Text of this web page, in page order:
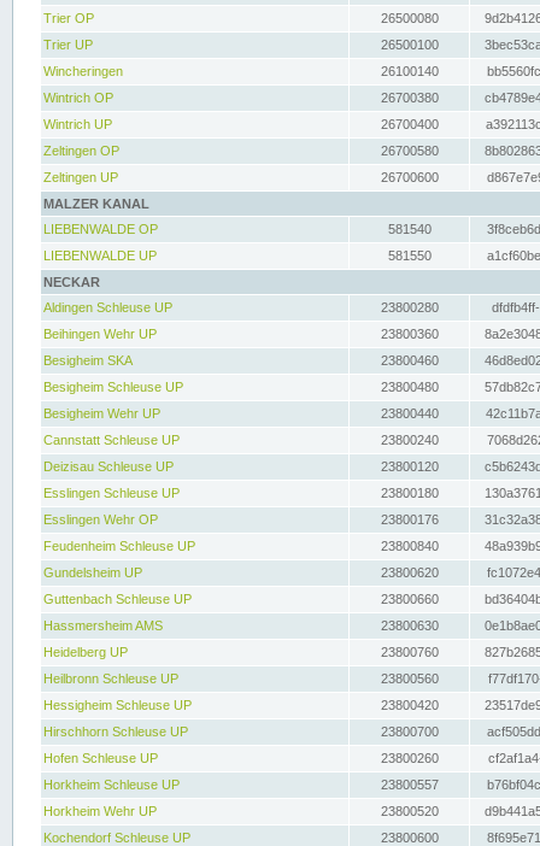
Trier OP
26500080
Trier UP
26500100
Wincheringen
26100140
Wintrich OP
26700380
Wintrich UP
26700400
Zeltingen OP
26700580
Zeltingen UP
26700600
MALZER KANAL
LIEBENWALDE OP
581540
LIEBENWALDE UP
581550
NECKAR
Aldingen Schleuse UP
23800280
Beihingen Wehr UP
23800360
Besigheim SKA
23800460
Besigheim Schleuse UP
23800480
Besigheim Wehr UP
23800440
Cannstatt Schleuse UP
23800240
Deizisau Schleuse UP
23800120
Esslingen Schleuse UP
23800180
Esslingen Wehr OP
23800176
Feudenheim Schleuse UP
23800840
Gundelsheim UP
23800620
Guttenbach Schleuse UP
23800660
Hassmersheim AMS
23800630
Heidelberg UP
23800760
Heilbronn Schleuse UP
23800560
Hessigheim Schleuse UP
23800420
Hirschhorn Schleuse UP
23800700
Hofen Schleuse UP
23800260
Horkheim Schleuse UP
23800557
Horkheim Wehr UP
23800520
Kochendorf Schleuse UP
23800600